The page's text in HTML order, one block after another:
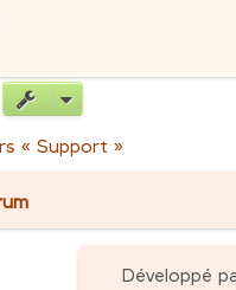
« Support »
Développé